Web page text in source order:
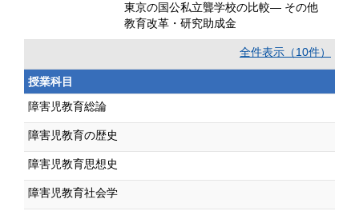
東京の国公私立聾学校の比較― その他
教育改革・研究助成金
全件表示（10件）
授業科目
障害児教育総論
障害児教育の歴史
障害児教育思想史
障害児教育社会学